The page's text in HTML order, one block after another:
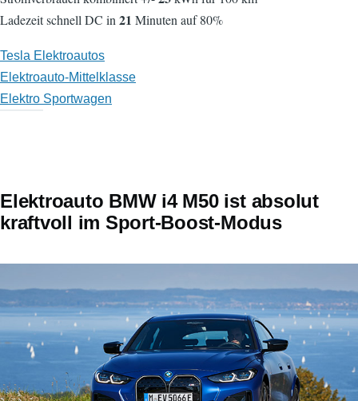
Ladezeit schnell DC in 21 Minuten auf 80%
Tesla Elektroautos
Elektroauto-Mittelklasse
Elektro Sportwagen
Elektroauto BMW i4 M50 ist absolut
kraftvoll im Sport-Boost-Modus